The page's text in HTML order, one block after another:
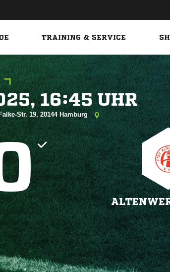
TRAINING & SERVICE
  
Str. 19, 20144 Hamburg